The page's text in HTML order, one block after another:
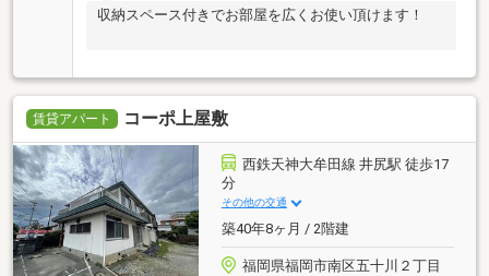
収納スペース付きでお部屋を広くお使い頂けます！
賃貸アパート コーポ上屋敷
西鉄天神大牟田線 井尻駅 徒歩17
分
その他の交通
築40年8ヶ月 / 2階建
福岡県福岡市南区五十川２丁目